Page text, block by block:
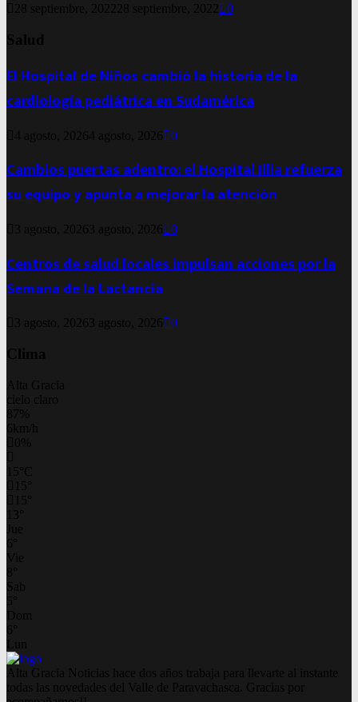
28 septiembre, 202228 septiembre, 2022 0
Salud
El Hospital de Niños cambió la historia de la
cardiología pediátrica en Sudamérica
4 agosto, 20264 agosto, 2026 0
Cambios puertas adentro: el Hospital Illia refuerza
su equipo y apunta a mejorar la atención
3 agosto, 2026 3 agosto, 2026 0
Centros de salud locales impulsan acciones por la
Semana de la Lactancia
3 agosto, 2026 3 agosto, 2026 0
Clima
Alta Gracia
cielo claro
87%
6km/h
0%
15 C
15
15
13
Jue
6
Vie
8
Sab
5
Dom
6
Lun
Alta Gracia Noticias hace dos años trabaja para llevarte al instante
todas las novedades del Valle de Paravachasca. Gracias por